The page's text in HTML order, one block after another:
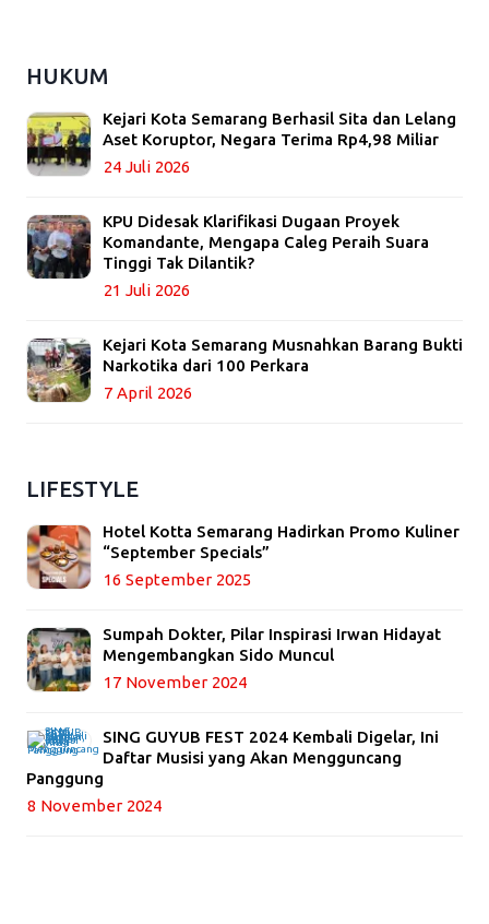
HUKUM
Kejari Kota Semarang Berhasil Sita dan Lelang
Aset Koruptor, Negara Terima Rp4,98 Miliar
24 Juli 2026
KPU Didesak Klarifikasi Dugaan Proyek
Komandante, Mengapa Caleg Peraih Suara
Tinggi Tak Dilantik?
21 Juli 2026
Kejari Kota Semarang Musnahkan Barang Bukti
Narkotika dari 100 Perkara
7 April 2026
LIFESTYLE
Hotel Kotta Semarang Hadirkan Promo Kuliner
“September Specials”
16 September 2025
Sumpah Dokter, Pilar Inspirasi Irwan Hidayat
Mengembangkan Sido Muncul
17 November 2024
SING GUYUB FEST 2024 Kembali Digelar, Ini
Daftar Musisi yang Akan Mengguncang
Panggung
8 November 2024